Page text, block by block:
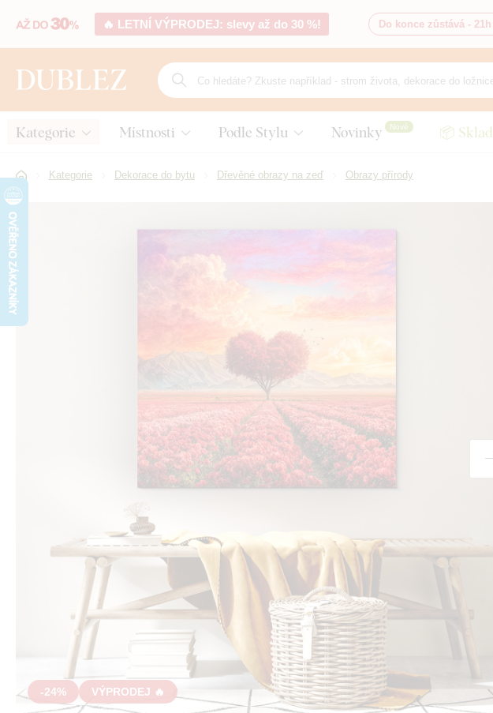
🔥 LETNÍ VÝPRODEJ: slevy až do 30 %! Do konce zůstává - 21h
Kategorie Místnosti Podle Stylu Novinky Nové 📦
Kategorie Dekorace do bytu Dřevěné obrazy na zeď Obrazy přírody
-24% VÝPRODEJ 🔥